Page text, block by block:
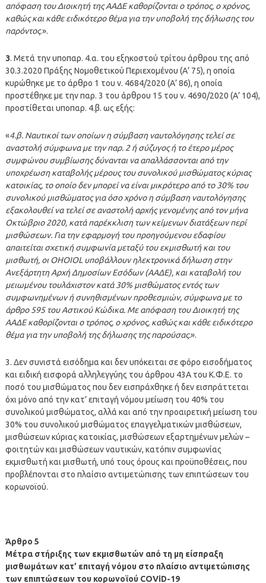
απόφαση του Διοικητή της ΑΑΔΕ καθορίζονται ο τρόπος, ο χρόνος,
καθώς και κάθε ειδικότερο θέμα για την υποβολή της δήλωσης του
παρόντος.».
3. Μετά την υποπαρ. 4.α. του εξηκοστού τρίτου άρθρου της από
30.3.2020 Πράξης Νομοθετικού Περιεχομένου (Α’ 75), η οποία
κυρώθηκε με το άρθρο 1 του ν. 4684/2020 (Α’ 86), η οποία
προστέθηκε με την παρ. 3 του άρθρου 15 του ν. 4690/2020 (Α’ 104),
προστίθεται υποπαρ. 4.β. ως εξής:
«4.β. Ναυτικοί των οποίων η σύμβαση ναυτολόγησης τελεί σε
αναστολή σύμφωνα με την παρ. 2 ή σύζυγος ή το έτερο μέρος
συμφώνου συμβίωσης δύνανται να απαλλάσσονται από την
υποχρέωση καταβολής μέρους του συνολικού μισθώματος κύριας
κατοικίας, το οποίο δεν μπορεί να είναι μικρότερο από το 30% του
συνολικού μισθώματος για όσο χρόνο η σύμβαση ναυτολόγησης
εξακολουθεί να τελεί σε αναστολή αρχής γενομένης από τον μήνα
Οκτώβριο 2020, κατά παρέκκλιση των κείμενων διατάξεων περί
μισθώσεων. Για την εφαρμογή του προηγούμενου εδαφίου
απαιτείται σχετική συμφωνία μεταξύ του εκμισθωτή και του
μισθωτή, οι OHOIOL υποβάλλουν ηλεκτρονικά δήλωση στην
Ανεξάρτητη Αρχή Δημοσίων Εσόδων (ΑΑΔΕ), και καταβολή του
μειωμένου τουλάχιστον κατά 30% μισθώματος εντός των
συμφωνημένων ή συνηθισμένων προθεσμιών, σύμφωνα με το
άρθρο 595 του Αστικού Κώδικα. Με απόφαση του Διοικητή της
ΑΑΔΕ καθορίζονται ο τρόπος, ο χρόνος, καθώς και κάθε ειδικότερο
θέμα για την υποβολή της δήλωσης της παρούσας.».
3. Δεν συνιστά εισόδημα και δεν υπόκειται σε φόρο εισοδήματος
και ειδική εισφορά αλληλεγγύης του άρθρου 43Α του Κ.Φ.Ε. το
ποσό του μισθώματος που δεν εισπράχθηκε ή δεν εισπράττεται
όχι μόνο από την κατ’ επιταγή νόμου μείωση του 40% του
συνολικού μισθώματος, αλλά και από την προαιρετική μείωση του
30% του συνολικού μισθώματος επαγγελματικών μισθώσεων,
μισθώσεων κύριας κατοικίας, μισθώσεων εξαρτημένων μελών –
φοιτητών και μισθώσεων ναυτικών, κατόπιν συμφωνίας
εκμισθωτή και μισθωτή, υπό τους όρους και προϋποθέσεις, που
προβλέπονται στο πλαίσιο αντιμετώπισης των επιπτώσεων του
κορωνοϊού.
Άρθρο 5
Μέτρα στήριξης των εκμισθωτών από τη μη είσπραξη
μισθωμάτων κατ’ επιταγή νόμου στο πλαίσιο αντιμετώπισης
των επιπτώσεων του κορωνοϊού COViD-19